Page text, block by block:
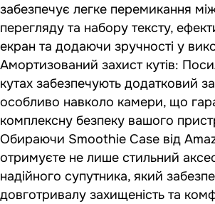
забезпечує легке перемикання
перегляду та набору тексту,
екран та додаючи зручності у
Амортизований захист кутів:
кутах забезпечують додатковий
особливо навколо камери, що
комплексну безпеку вашого
Обираючи Smoothie Case від
отримуєте не лише стильний
надійного супутника, який
довготривалу захищеність та